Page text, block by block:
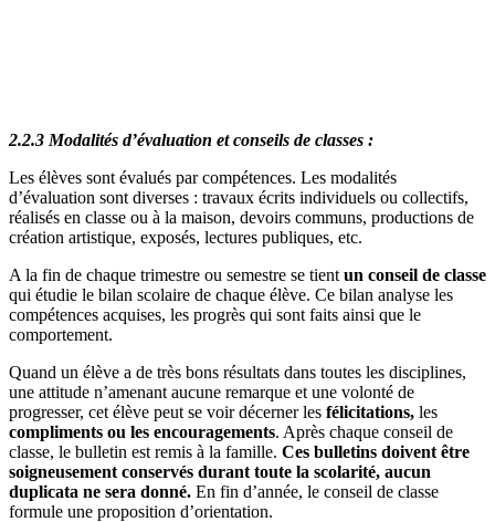
2.2.3 Modalités d’évaluation et conseils de classes :
Les élèves sont évalués par compétences. Les modalités
d’évaluation sont diverses : travaux écrits individuels ou collectifs,
réalisés en classe ou à la maison, devoirs communs, productions de
création artistique, exposés, lectures publiques, etc.
A la fin de chaque trimestre ou semestre se tient un conseil de classe
qui étudie le bilan scolaire de chaque élève. Ce bilan analyse les
compétences acquises, les progrès qui sont faits ainsi que le
comportement.
Quand un élève a de très bons résultats dans toutes les disciplines,
une attitude n’amenant aucune remarque et une volonté de
progresser, cet élève peut se voir décerner les félicitations, les
compliments ou les encouragements. Après chaque conseil de
classe, le bulletin est remis à la famille. Ces bulletins doivent être
soigneusement conservés durant toute la scolarité, aucun
duplicata ne sera donné. En fin d’année, le conseil de classe
formule une proposition d’orientation.